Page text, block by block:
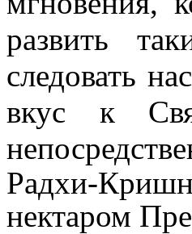
развить
следовать
вкус к
Радхи-
нектаром